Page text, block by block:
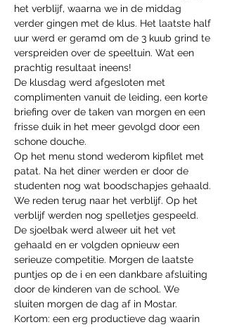
het verblijf, waarna we in de middag
verder gingen met de klus. Het laatste half
uur werd er geramd om de 3 kuub grind te
verspreiden over de speeltuin. Wat een
prachtig resultaat ineens!
De klusdag werd afgesloten met
complimenten vanuit de leiding, een korte
briefing over de taken van morgen en een
frisse duik in het meer gevolgd door een
schone douche.
Op het menu stond wederom kipfilet met
patat. Na het diner werden er door de
studenten nog wat boodschapjes gehaald.
We reden terug naar het verblijf. Op het
verblijf werden nog spelletjes gespeeld.
De sjoelbak werd alweer uit het vet
gehaald en er volgden opnieuw een
serieuze competitie. Morgen de laatste
puntjes op de i en een dankbare afsluiting
door de kinderen van de school. We
sluiten morgen de dag af in Mostar.
Kortom: een erg productieve dag waarin